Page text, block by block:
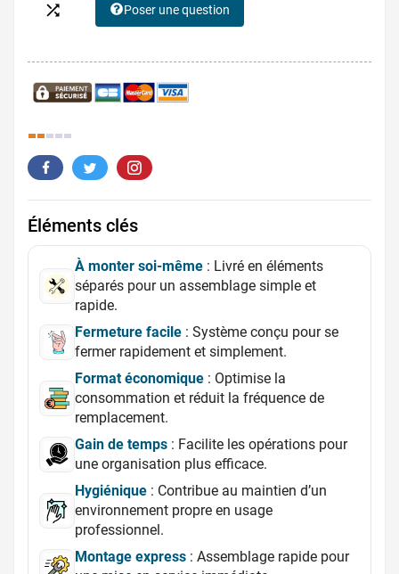
 Poser une question
Éléments clés
À monter soi-même : Livré en éléments
séparés pour un assemblage simple et
rapide.
Fermeture facile : Système conçu pour se
fermer rapidement et simplement.
Format économique : Optimise la
consommation et réduit la fréquence de
remplacement.
Gain de temps : Facilite les opérations pour
une organisation plus efficace.
Hygiénique : Contribue au maintien d’un
environnement propre en usage
professionnel.
Montage express : Assemblage rapide pour